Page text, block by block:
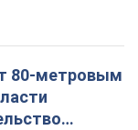
80-метровым